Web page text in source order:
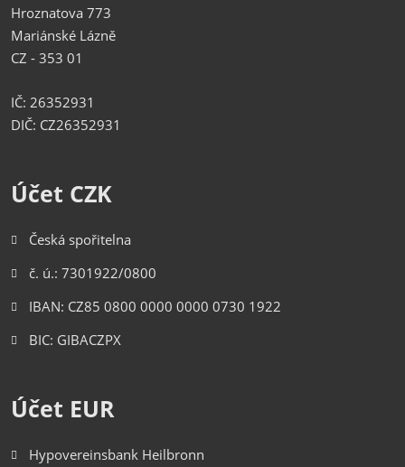
Hroznatova 773
Mariánské Lázně
CZ - 353 01
IČ: 26352931
DIČ: CZ26352931
Účet CZK
Česká spořitelna
č. ú.: 7301922/0800
IBAN: CZ85 0800 0000 0000 0730 1922
BIC: GIBACZPX
Účet EUR
Hypovereinsbank Heilbronn